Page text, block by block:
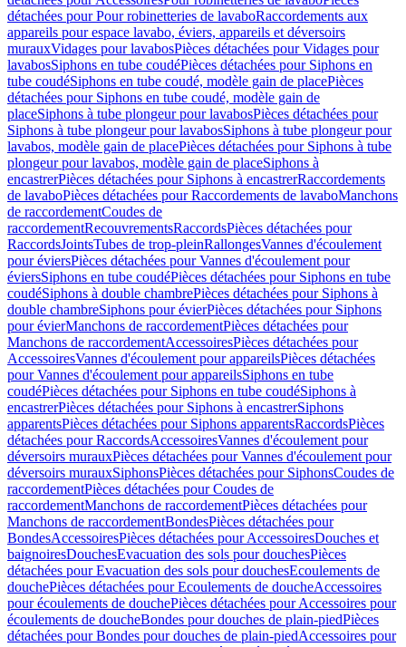
détachées pour Pour robinetteries de lavaboRaccordements aux
appareils pour espace lavabo, éviers, appareils et déversoirs
murauxVidages pour lavabosPièces détachées pour Vidages pour
lavabosSiphons en tube coudéPièces détachées pour Siphons en
tube coudéSiphons en tube coudé, modèle gain de placePièces
détachées pour Siphons en tube coudé, modèle gain de
placeSiphons à tube plongeur pour lavabosPièces détachées pour
Siphons à tube plongeur pour lavabosSiphons à tube plongeur pour
lavabos, modèle gain de placePièces détachées pour Siphons à tube
plongeur pour lavabos, modèle gain de placeSiphons à
encastrerPièces détachées pour Siphons à encastrerRaccordements
de lavaboPièces détachées pour Raccordements de lavaboManchons
de raccordementCoudes de
raccordementRecouvrementsRaccordsPièces détachées pour
RaccordsJointsTubes de trop-pleinRallongesVannes d'écoulement
pour éviersPièces détachées pour Vannes d'écoulement pour
éviersSiphons en tube coudéPièces détachées pour Siphons en tube
coudéSiphons à double chambrePièces détachées pour Siphons à
double chambreSiphons pour évierPièces détachées pour Siphons
pour évierManchons de raccordementPièces détachées pour
Manchons de raccordementAccessoiresPièces détachées pour
AccessoiresVannes d'écoulement pour appareilsPièces détachées
pour Vannes d'écoulement pour appareilsSiphons en tube
coudéPièces détachées pour Siphons en tube coudéSiphons à
encastrerPièces détachées pour Siphons à encastrerSiphons
apparentsPièces détachées pour Siphons apparentsRaccordsPièces
détachées pour RaccordsAccessoiresVannes d'écoulement pour
déversoirs murauxPièces détachées pour Vannes d'écoulement pour
déversoirs murauxSiphonsPièces détachées pour SiphonsCoudes de
raccordementPièces détachées pour Coudes de
raccordementManchons de raccordementPièces détachées pour
Manchons de raccordementBondesPièces détachées pour
BondesAccessoiresPièces détachées pour AccessoiresDouches et
baignoiresDouchesEvacuation des sols pour douchesPièces
détachées pour Evacuation des sols pour douchesEcoulements de
douchePièces détachées pour Ecoulements de doucheAccessoires
pour écoulements de douchePièces détachées pour Accessoires pour
écoulements de doucheBondes pour douches de plain-piedPièces
détachées pour Bondes pour douches de plain-piedAccessoires pour